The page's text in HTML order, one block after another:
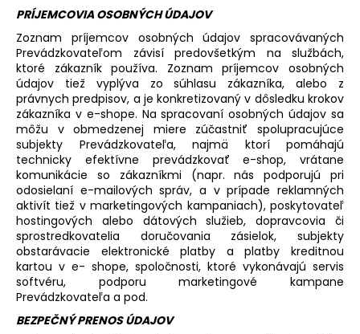
PRÍJEMCOVIA OSOBNÝCH ÚDAJOV
Zoznam príjemcov osobných údajov spracovávaných
Prevádzkovateľom závisí predovšetkým na službách,
ktoré zákazník používa. Zoznam príjemcov osobných
údajov tiež vyplýva zo súhlasu zákazníka, alebo z
právnych predpisov, a je konkretizovaný v dôsledku krokov
zákazníka v e-shope. Na spracovaní osobných údajov sa
môžu v obmedzenej miere zúčastniť spolupracujúce
subjekty Prevádzkovateľa, najmä ktorí pomáhajú
technicky efektívne prevádzkovať e-shop, vrátane
komunikácie so zákazníkmi (napr. nás podporujú pri
odosielaní e-mailových správ, a v prípade reklamných
aktivít tiež v marketingových kampaniach), poskytovateľ
hostingových alebo dátových služieb, dopravcovia či
sprostredkovatelia doručovania zásielok, subjekty
obstarávacie elektronické platby a platby kreditnou
kartou v e- shope, spoločnosti, ktoré vykonávajú servis
softvéru, podporu marketingové kampane
Prevádzkovateľa a pod.
BEZPEČNÝ PRENOS ÚDAJOV